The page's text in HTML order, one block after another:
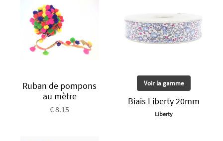
Ruban de pompons
au mètre
€ 8.15
Voir la gamme
Biais Liberty 20mm
Liberty